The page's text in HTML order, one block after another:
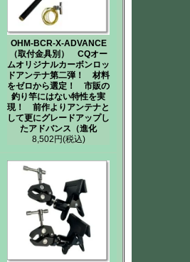
OHM-BCR-X-ADVANCE
（取付金具別） CQオー
ムオリジナルカーボンロッ
ドアンテナ第二弾！ 材料
をゼロから選定！ 市販の
釣り竿にはない特性を実
現！ 前作よりアンテナと
して更にグレードアップし
たアドバンス（進化
8,502円(税込)